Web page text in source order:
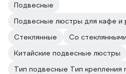
Подвесные
Подвесные люстры для кафе и
Стеклянные
Со
Китайские подвесные люстры
Тип подвесные Тип крепления